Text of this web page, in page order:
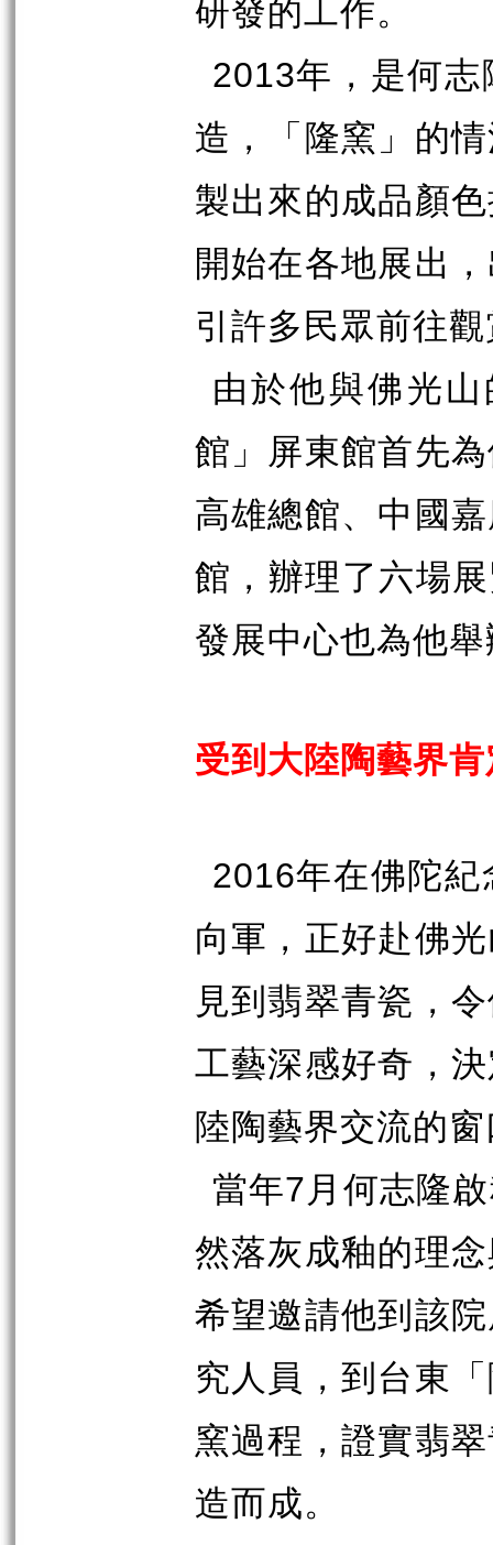
研發的工作。
2013年，是何志
造，「隆窯」的
製出來的成品顏
開始在各地展出
引許多民眾前往
由於他與佛光
館」屏東館首先
高雄總館、中國
館，辦理了六場
發展中心也為他
受到大陸陶藝界
2016年在佛陀紀
向軍，正好赴佛
見到翡翠青瓷，
工藝深感好奇，
陸陶藝界交流的
當年7 月何志隆
然落灰成釉的理
希望邀請他到該
究人員，到台東
窯過程，證實翡
造而成。